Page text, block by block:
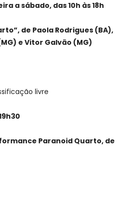
a sábado, das 10h às 18h
de Paola Rodrigues (BA),
e Vitor Galvão (MG)
livre
Paranoid Quarto, de